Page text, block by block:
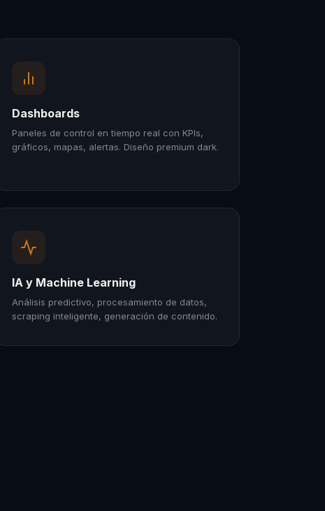
Dashboards
Paneles de control en tiempo real con KPIs,
gráficos, mapas, alertas. Diseño premium dark.
IA y Machine Learning
Análisis predictivo, procesamiento de datos,
scraping inteligente, generación de contenido.